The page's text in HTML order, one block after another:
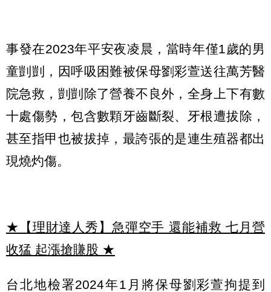
事發在2023年平安夜凌晨，當時年僅1歲的男
童剴剴，因呼吸困難被保母劉彩萱送往萬芳醫
院急救，剴剴除了營養不良外，全身上下有數
十處傷勢，包含數顆牙齒斷裂、牙根遭拔除，
甚至指甲也被拔掉，最誇張的是連生殖器都出
現燒灼傷。
★【理財達人秀】急彈空手 還能補救 七月營
收猛 起漲搶賺股 ★
台北地檢署2024年1月將保母劉彩萱拘提到